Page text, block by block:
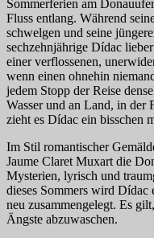
Sommerferien am
Fluss entlang. Während
schwelgen und seine
sechzehnjährige Dídac
einer verflossenen,
wenn einen ohnehin
jedem Stopp der Reise
Wasser und an Land, in der
zieht es Dídac ein bisschen
Im Stil romantischer
Jaume Claret Muxart die
Mysterien, lyrisch und
dieses Sommers wird Dídac
neu zusammengelegt. Es
Ängste abzuwaschen.